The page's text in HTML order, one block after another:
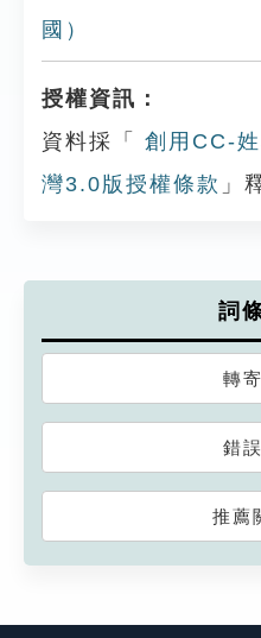
國）
授權資訊：
資料採「
創用CC-
灣3.0版授權條款 」
詞
轉
錯
推薦